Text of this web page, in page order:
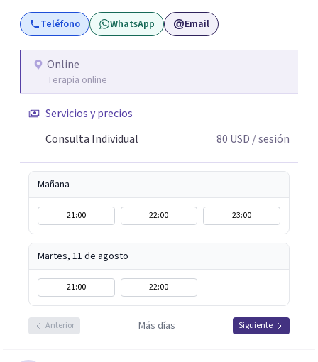
mental y he trabajado en distintos contextos clínicos con
niños, Adolescentes y Adultos
Teléfono WhatsApp Email
Online
Terapia online
Servicios y precios
Consulta Individual
80 USD / sesión
Mañana
21:00 22:00 23:00
Martes, 11 de agosto
21:00 22:00
Anterior Más días Siguiente